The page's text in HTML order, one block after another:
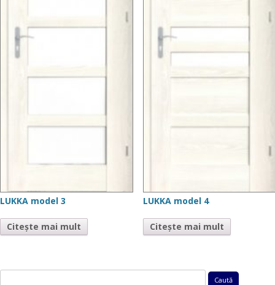
LUKKA model 3
Citește mai mult
LUKKA model 4
Citește mai mult